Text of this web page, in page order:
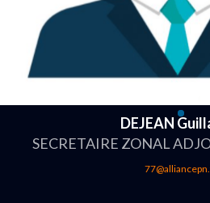
DEJEAN
SECRETAIRE ZONAL